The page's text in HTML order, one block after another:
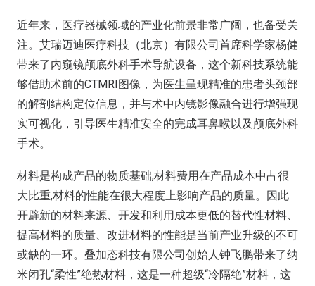
近年来，医疗器械领域的产业化前景非常广阔，也备受关
注。艾瑞迈迪医疗科技（北京）有限公司首席科学家杨健
带来了内窥镜颅底外科手术导航设备，这个新科技系统能
够借助术前的CTMRI图像，为医生呈现精准的患者头颈部
的解剖结构定位信息，并与术中内镜影像融合进行增强现
实可视化，引导医生精准安全的完成耳鼻喉以及颅底外科
手术。
材料是构成产品的物质基础,材料费用在产品成本中占很
大比重,材料的性能在很大程度上影响产品的质量。因此
开辟新的材料来源、开发和利用成本更低的替代性材料、
提高材料的质量、改进材料的性能是当前产业升级的不可
或缺的一环。叠加态科技有限公司创始人钟飞鹏带来了纳
米闭孔“柔性”绝热材料，这是一种超级“冷隔绝”材料，这